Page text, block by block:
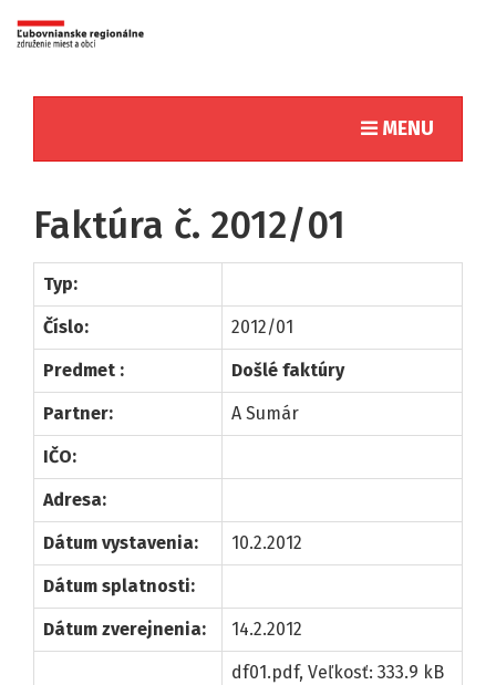
Toggle
MENU
Faktúra č. 2012/01
Typ:
Číslo: 2012/01
Predmet : Došlé faktúry
Partner: A Sumár
IČO:
Adresa:
Dátum vystavenia: 10.2.2012
Dátum splatnosti:
Dátum zverejnenia: 14.2.2012
df01.pdf, Veľkosť: 333.9 kB